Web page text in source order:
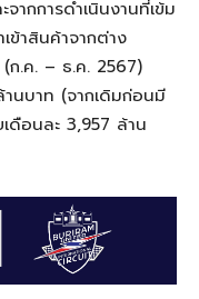
ากการดำเนินงานที่เข้ม
ข้าสินค้าจากต่าง
ก.ค. – ธ.ค. 2567)
นบาท (จากเดิมก่อนมี
ดือนละ 3,957 ล้าน